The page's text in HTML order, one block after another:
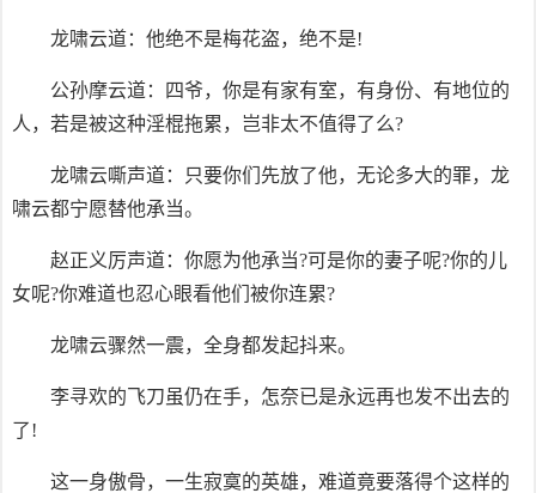
龙啸云道：他绝不是梅花盗，绝不是!
公孙摩云道：四爷，你是有家有室，有身份、有地位的
人，若是被这种淫棍拖累，岂非太不值得了么?
龙啸云嘶声道：只要你们先放了他，无论多大的罪，龙
啸云都宁愿替他承当。
赵正义厉声道：你愿为他承当?可是你的妻子呢?你的儿
女呢?你难道也忍心眼看他们被你连累?
龙啸云骤然一震，全身都发起抖来。
李寻欢的飞刀虽仍在手，怎奈已是永远再也发不出去的
了!
这一身傲骨，一生寂寞的英雄，难道竟要落得个这样的